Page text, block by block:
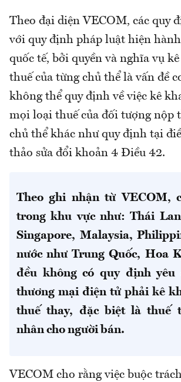
Theo đại diện VECOM, các quy
với quy định pháp luật hiện
quốc tế, bởi quyền và nghĩa vụ
thuế của từng chủ thể là vấn đề
không thể quy định về việc kê
mọi loại thuế của đối tượng nộp
chủ thể khác như quy định tại
thảo sửa đổi khoản 4 Điều 42.
Theo ghi nhận từ VECOM,
trong khu vực như: Thái
Singapore, Malaysia,
nước như Trung Quốc, Hoa
đều không có quy định yêu
thương mại điện tử phải kê
thuế thay, đặc biệt là thuế
nhân cho người bán.
VECOM cho rằng việc buộc